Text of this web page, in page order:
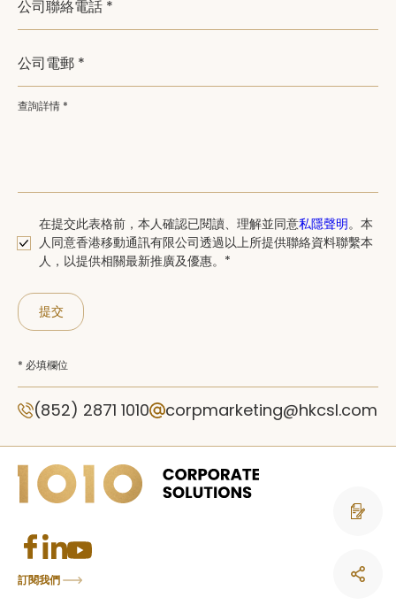
公司聯絡電話 *
公司電郵 *
查詢詳情 *
在提交此表格前，本人確認已閱讀、理解並同意私隱聲明。本
人同意香港移動通訊有限公司透過以上所提供聯絡資料聯繫本
人，以提供相關最新推廣及優惠。*
提交
* 必填欄位
(852) 2871 1010 corpmarketing@hkcsl.com
訂閱我們
聯絡我們